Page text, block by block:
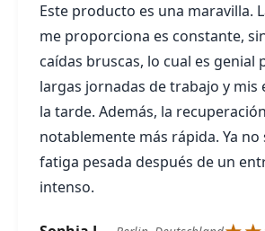
Este producto es una maravilla.
me proporciona es constante,
caídas bruscas, lo cual es genial
largas jornadas de trabajo y mis
la tarde. Además, la
notablemente más rápida. Ya no
fatiga pesada después de un
intenso.